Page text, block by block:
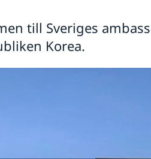
till Sveriges
Korea.